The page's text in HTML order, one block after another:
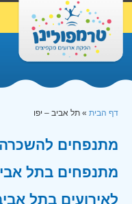
דף הבית » תל אביב – יפו
מתנפחים להשכרה
מתנפחים בתל
לאירועים בתל